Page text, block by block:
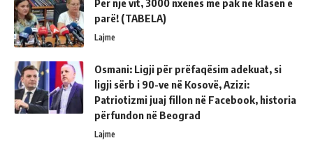
Për një vit, 3000 nxënës më pak në klasën e
parë! (TABELA)
Lajme
Osmani: Ligji për prëfaqësim adekuat, si
ligji sërb i 90-ve në Kosovë, Azizi:
Patriotizmi juaj fillon në Facebook, historia
përfundon në Beograd
Lajme